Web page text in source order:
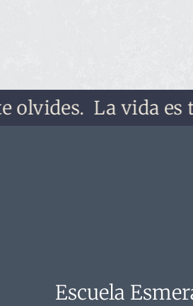
La vida es
Escuela